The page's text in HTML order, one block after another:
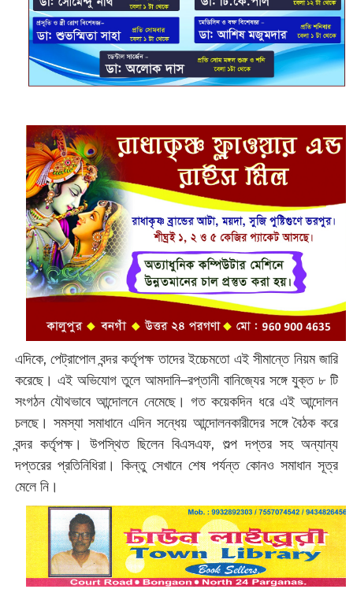
এদিকে, পেট্রাপোল বন্দর কর্তৃপক্ষ তাদের ইচ্চেমতো এই সীমান্তে নিয়ম জারি
করেছে। এই অভিযোগ তুলে আমদানি–রপ্তানী বানিজ্যের সঙ্গে যুক্ত ৮ টি
সংগঠন যৌথভাবে আন্দোলনে নেমেছে। গত কয়েকদিন ধরে এই আন্দোলন
চলছে। সমস্যা সমাধানে এদিন সন্ধেয় আন্দোলনকারীদের সঙ্গে বৈঠক করে
বন্দর কর্তৃপক্ষ। উপস্থিত ছিলেন বিএসএফ, শুল্প দপ্তর সহ অন্যান্য
দপ্তরের প্রতিনিধিরা। কিন্তু সেখানে শেষ পর্যন্ত কোনও সমাধান সূত্র
মেলে নি।